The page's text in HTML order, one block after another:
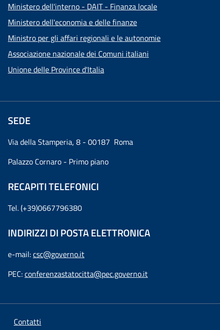
Ministero dell'interno - DAIT - Finanza locale
Ministero dell'economia e delle finanze
Ministro per gli affari regionali e le autonomie
Associazione nazionale dei Comuni italiani
Unione delle Province d'Italia
SEDE
Via della Stamperia, 8 - 00187 Roma
Palazzo Cornaro - Primo piano
RECAPITI TELEFONICI
Tel. (+39)0667796380
INDIRIZZI DI POSTA ELETTRONICA
e-mail:csc@governo.it
PEC:conferenzastatocitta@pec.governo.it
Contatti